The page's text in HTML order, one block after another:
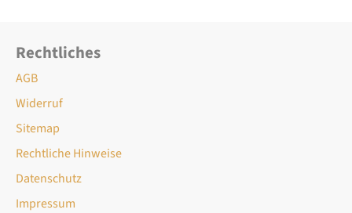
Rechtliches
AGB
Widerruf
Sitemap
Rechtliche Hinweise
Datenschutz
Impressum